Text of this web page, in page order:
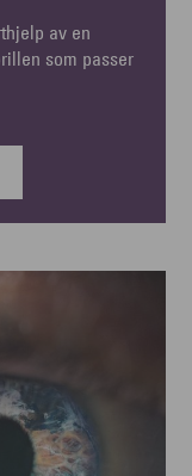
av en
som passer